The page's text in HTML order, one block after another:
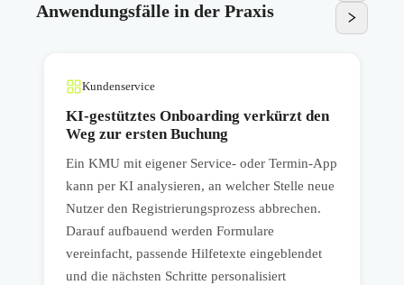
Anwendungsfälle in der Praxis
Kundenservice
KI-gestütztes Onboarding verkürzt den
Weg zur ersten Buchung
Ein KMU mit eigener Service- oder Termin-App
kann per KI analysieren, an welcher Stelle neue
Nutzer den Registrierungsprozess abbrechen.
Darauf aufbauend werden Formulare
vereinfacht, passende Hilfetexte eingeblendet
und die nächsten Schritte personalisiert